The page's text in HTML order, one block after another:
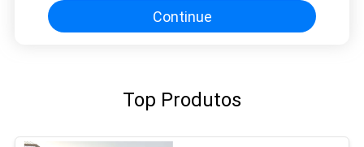
Continue
Top Produtos